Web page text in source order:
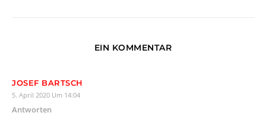
EIN KOMMENTAR
JOSEF BARTSCH
5. April 2020 Um 14:04
Antworten